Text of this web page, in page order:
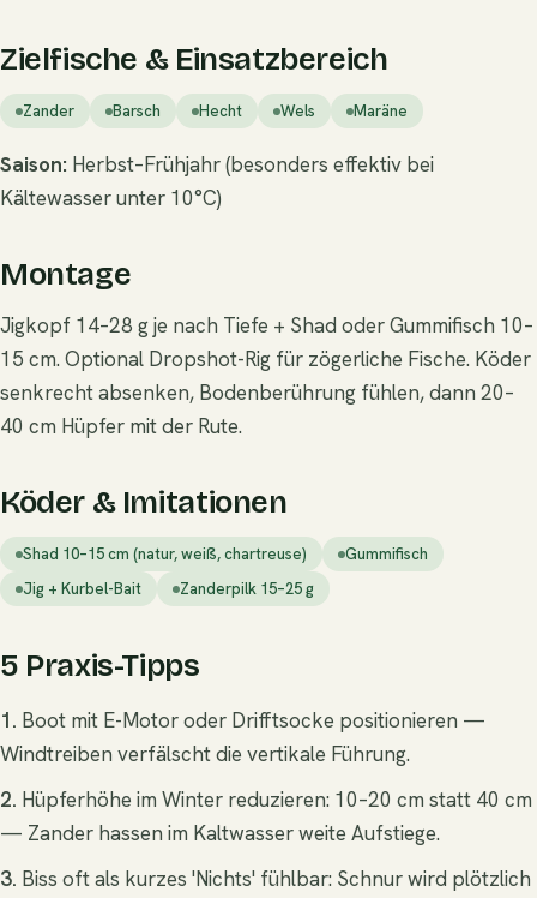
Zielfische & Einsatzbereich
Zander Barsch Hecht Wels Maräne
Saison: Herbst–Frühjahr (besonders effektiv bei
Kältewasser unter 10°C)
Montage
Jigkopf 14–28 g je nach Tiefe + Shad oder Gummifisch 10–
15 cm. Optional Dropshot-Rig für zögerliche Fische. Köder
senkrecht absenken, Bodenberührung fühlen, dann 20–
40 cm Hüpfer mit der Rute.
Köder & Imitationen
Shad 10–15 cm (natur, weiß, chartreuse)
Gummifisch
Jig + Kurbel-Bait
Zanderpilk 15–25 g
5 Praxis-Tipps
1. Boot mit E-Motor oder Drifftsocke positionieren —
Windtreiben verfälscht die vertikale Führung.
2. Hüpferhöhe im Winter reduzieren: 10–20 cm statt 40 cm
— Zander hassen im Kaltwasser weite Aufstiege.
3. Biss oft als kurzes 'Nichts' fühlbar: Schnur wird plötzlich